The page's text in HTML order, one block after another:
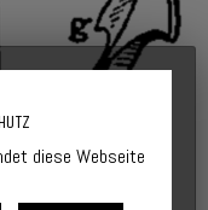
diese Webseite